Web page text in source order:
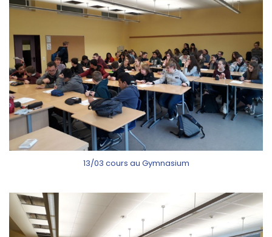
13/03 cours au Gymnasium